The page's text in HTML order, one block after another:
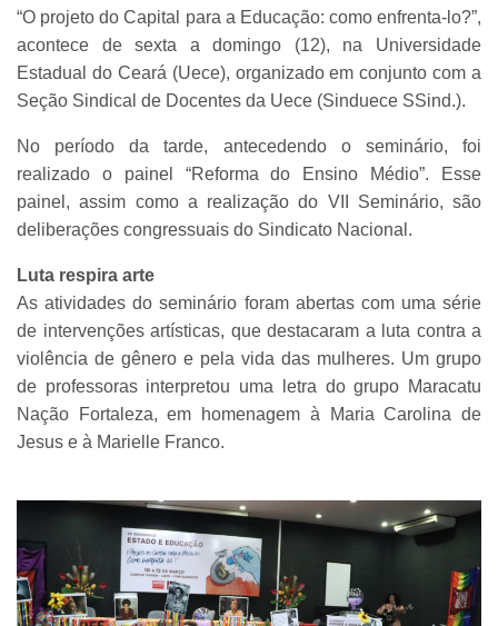
“O projeto do Capital para a Educação: como enfrenta-lo?”,
acontece de sexta a domingo (12), na Universidade
Estadual do Ceará (Uece), organizado em conjunto com a
Seção Sindical de Docentes da Uece (Sinduece SSind.).
No período da tarde, antecedendo o seminário, foi
realizado o painel “Reforma do Ensino Médio”. Esse
painel, assim como a realização do VII Seminário, são
deliberações congressuais do Sindicato Nacional.
Luta respira arte
As atividades do seminário foram abertas com uma série
de intervenções artísticas, que destacaram a luta contra a
violência de gênero e pela vida das mulheres. Um grupo
de professoras interpretou uma letra do grupo Maracatu
Nação Fortaleza, em homenagem à Maria Carolina de
Jesus e à Marielle Franco.